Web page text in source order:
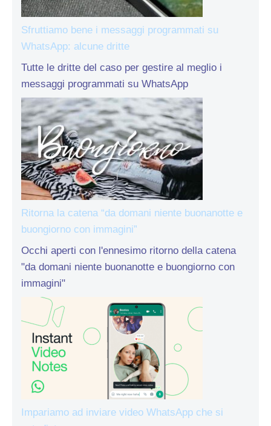
Sfruttiamo bene i messaggi programmati su
WhatsApp: alcune dritte
Tutte le dritte del caso per gestire al meglio i
messaggi programmati su WhatsApp
Ritorna la catena “da domani niente buonanotte e
buongiorno con immagini”
Occhi aperti con l'ennesimo ritorno della catena
"da domani niente buonanotte e buongiorno con
immagini"
Impariamo ad inviare video WhatsApp che si